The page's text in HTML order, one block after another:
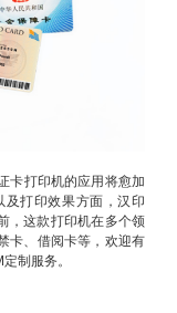
卡打印机的应用将愈加
打印效果方面，汉印
，这款打印机在多个领
卡、借阅卡等，欢迎有
制服务。